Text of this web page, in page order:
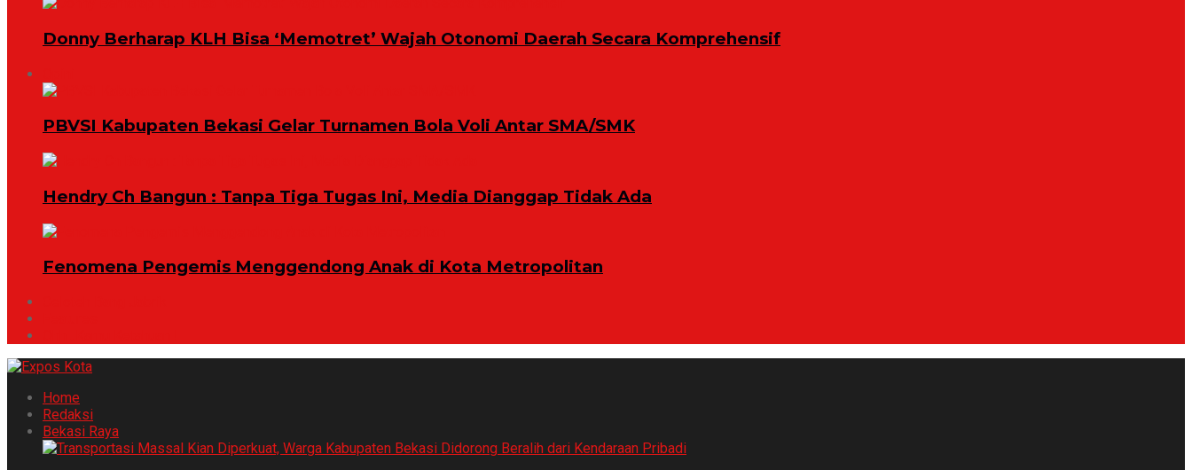
Donny Berharap KLH Bisa ‘Memotret’ Wajah Otonomi Daerah Secara Komprehensif
PBVSI Kabupaten Bekasi Gelar Turnamen Bola Voli Antar SMA/SMK
Hendry Ch Bangun : Tanpa Tiga Tugas Ini, Media Dianggap Tidak Ada
Fenomena Pengemis Menggendong Anak di Kota Metropolitan
Home
Redaksi
Bekasi Raya